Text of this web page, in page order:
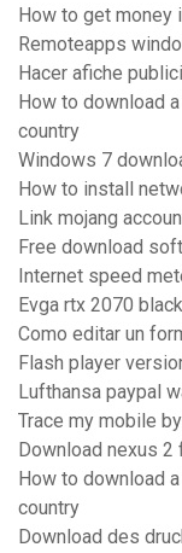
How to get money
Remoteapps
Hacer afiche
How to download
country
Windows 7
How to install
Link mojang
Free download
Internet speed
Evga rtx 2070
Como editar un
Flash player
Lufthansa paypal
Trace my mobile
Download nexus
How to download
country
Download des